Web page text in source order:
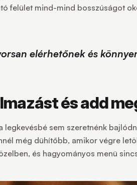
felület mind-mind bosszúságot
elérhetőnek és
és add
legkevésbé sem szeretnénk
még dühítőbb, amikor végre
és hagyományos menü